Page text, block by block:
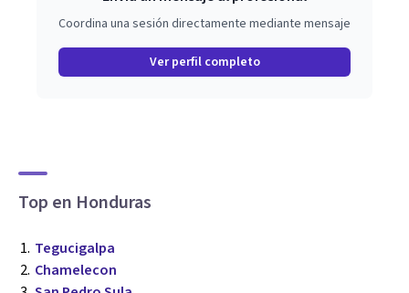
Coordina una sesión directamente mediante mensaje
Ver perfil completo
Top en Honduras
Tegucigalpa
Chamelecon